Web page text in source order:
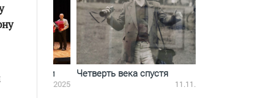
Четверть века спустя
11.11.2025